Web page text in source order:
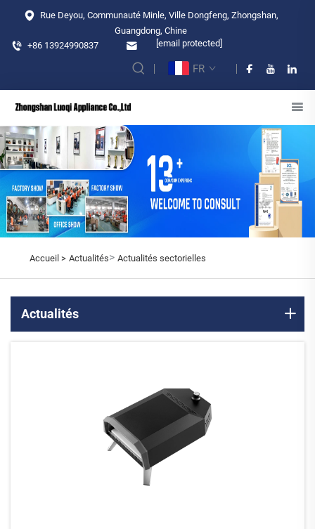
Rue Deyou, Communauté Minle, Ville Dongfeng, Zhongshan,
Guangdong, Chine
+86 13924990837
[email protected]
FR
Accueil > Actualités> Actualités sectorielles
Actualités